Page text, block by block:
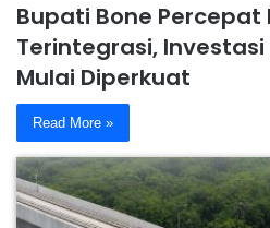
Bupati Bone Percepat
Terintegrasi,
Mulai Diperkuat
Read More »